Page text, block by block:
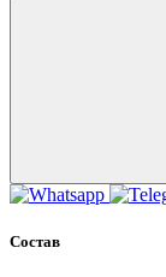
Состав